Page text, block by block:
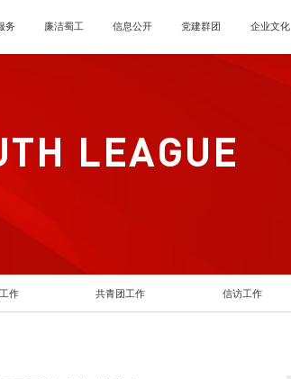
务 廉洁蜀工 信息公开 党建群团 企业文化
LEAGUE
作 共青团工作 信访工作